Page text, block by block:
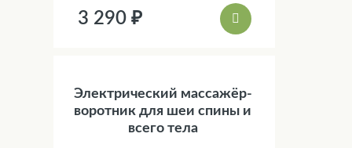
3 290 ₽
Электрический массажёр-
воротник для шеи спины и
всего тела